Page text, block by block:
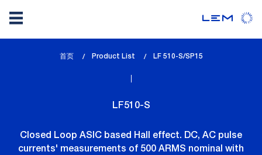
首页 Product List
lem_current_page
LF 510-S/SP15
LF510-S
Closed Loop ASIC based Hall effect. DC, AC pulse
currents' measurements of 500 ARMS nominal with